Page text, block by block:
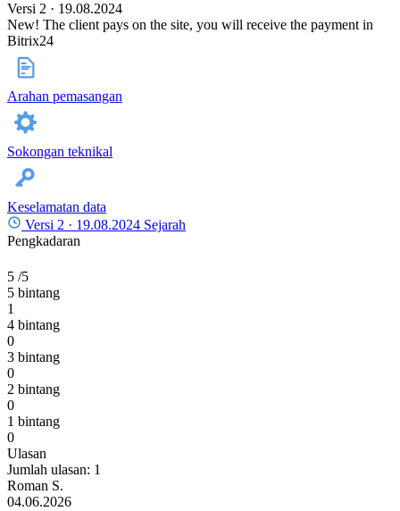
Versi 2 · 19.08.2024
New! The client pays on the site, you will receive the payment in
Bitrix24
Arahan pemasangan
Sokongan teknikal
Keselamatan data
Versi 2 · 19.08.2024 Sejarah
Pengkadaran
5 /5
5 bintang
1
4 bintang
0
3 bintang
0
2 bintang
0
1 bintang
0
Ulasan
Jumlah ulasan: 1
Roman S.
04.06.2026